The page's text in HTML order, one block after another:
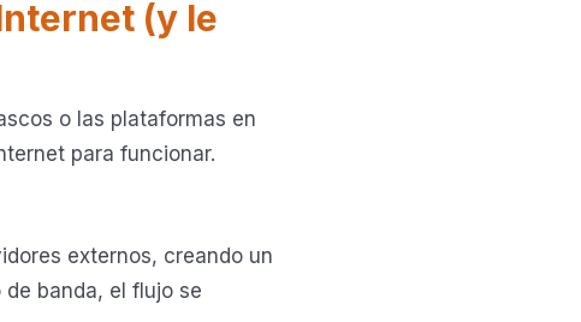
(y le
o las plataformas en
para funcionar.
externos, creando un
banda, el flujo se